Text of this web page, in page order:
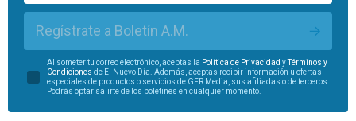
Regístrate a Boletín A.M.
Al someter tu correo electrónico, aceptas la Política de Privacidad yTérminos y
Condiciones de El Nuevo Día. Además, aceptas recibir información u ofertas
especiales de productos o servicios de GFR Media, sus afiliadas o de terceros.
Podrás optar salirte de los boletines en cualquier momento.